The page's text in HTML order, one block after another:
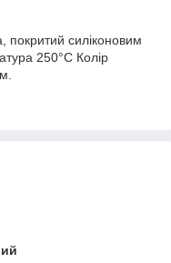
покритий силіконовим
250°С Колір